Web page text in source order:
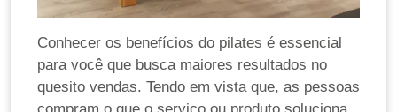
Conhecer os benefícios do pilates é essencial
para você que busca maiores resultados no
quesito vendas. Tendo em vista que, as pessoas